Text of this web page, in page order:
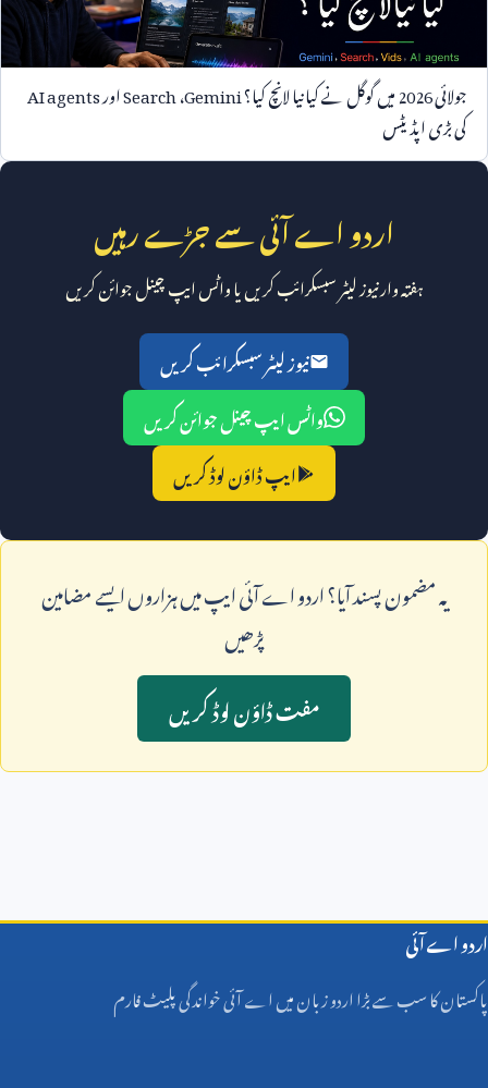
جولائی2026میں گوگل نے کیا نیا لانچ کیا؟Gemini،SearchاورAI agents
کی بڑی اپڈیٹس
اردو اے آئی سے جڑے رہیں
ہفتہ وار نیوز لیٹر سبسکرائب کریں یا واٹس ایپ چینل جوائن کریں
نیوز لیٹر سبسکرائب کریں
واٹس ایپ چینل جوائن کریں
ایپ ڈاؤن لوڈ کریں
يہ مضمون پسند آيا؟ اردو اے آئی ايپ ميں ہزاروں ايسے مضامين
پڑھيں
مفت ڈاؤن لوڈ کريں
اردو اے آئی
پاکستان کا سب سے بڑا اردو زبان میں اے آئی خواندگی پلیٹ فارم